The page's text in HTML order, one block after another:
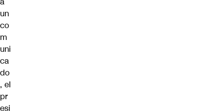
un
co
m
uni
ca
do
, el
pr
esi